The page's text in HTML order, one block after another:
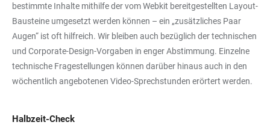
bestimmte Inhalte mithilfe der vom Webkit bereitgestellten Layout-
Bausteine umgesetzt werden können – ein „zusätzliches Paar
Augen“ ist oft hilfreich. Wir bleiben auch bezüglich der technischen
und Corporate-Design-Vorgaben in enger Abstimmung. Einzelne
technische Fragestellungen können darüber hinaus auch in den
wöchentlich angebotenen Video-Sprechstunden erörtert werden.
Halbzeit-Check